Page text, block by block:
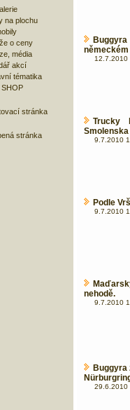
na plochu
o ceny
média
akcí
tématika
SHOP
stránka
stránka
12.7.2010
Trucky
Smolenska
9.7.2010
Podle
9.7.2010
nehodě.
9.7.2010
Buggyra
29.6.2010